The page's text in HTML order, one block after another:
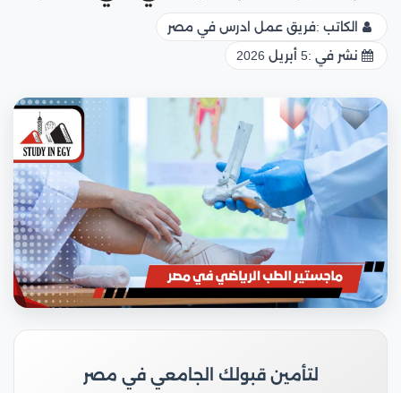
الكاتب :فريق عمل ادرس في مصر
نشر في :5 أبريل 2026
لتأمين قبولك الجامعي في مصر